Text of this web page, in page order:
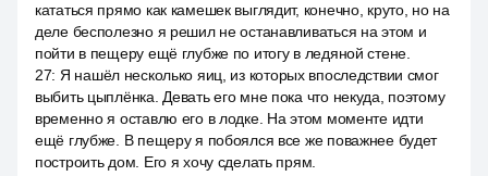
кататься прямо как камешек выглядит, конечно, круто, но на
деле бесполезно я решил не останавливаться на этом и
пойти в пещеру ещё глубже по итогу в ледяной стене.
27: Я нашёл несколько яиц, из которых впоследствии смог
выбить цыплёнка. Девать его мне пока что некуда, поэтому
временно я оставлю его в лодке. На этом моменте идти
ещё глубже. В пещеру я побоялся все же поважнее будет
построить дом. Его я хочу сделать прям.